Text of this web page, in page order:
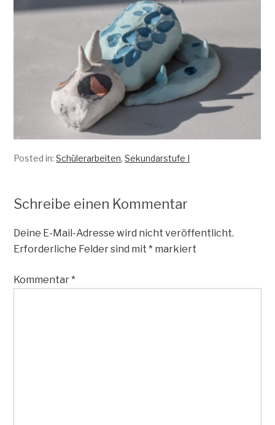
Posted in:Schülerarbeiten,Sekundarstufe I
Schreibe einen Kommentar
Deine E-Mail-Adresse wird nicht veröffentlicht.
Erforderliche Felder sind mit* markiert
Kommentar*